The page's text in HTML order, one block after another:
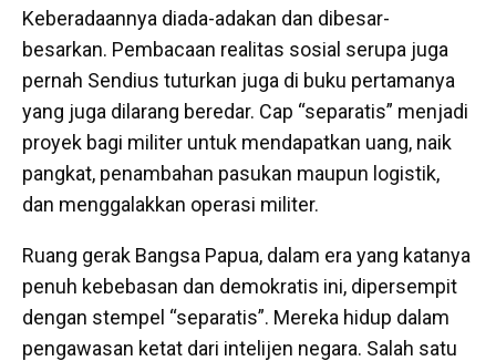
Keberadaannya diada-adakan dan dibesar-
besarkan. Pembacaan realitas sosial serupa juga
pernah Sendius tuturkan juga di buku pertamanya
yang juga dilarang beredar. Cap “separatis” menjadi
proyek bagi militer untuk mendapatkan uang, naik
pangkat, penambahan pasukan maupun logistik,
dan menggalakkan operasi militer.
Ruang gerak Bangsa Papua, dalam era yang katanya
penuh kebebasan dan demokratis ini, dipersempit
dengan stempel “separatis”. Mereka hidup dalam
pengawasan ketat dari intelijen negara. Salah satu